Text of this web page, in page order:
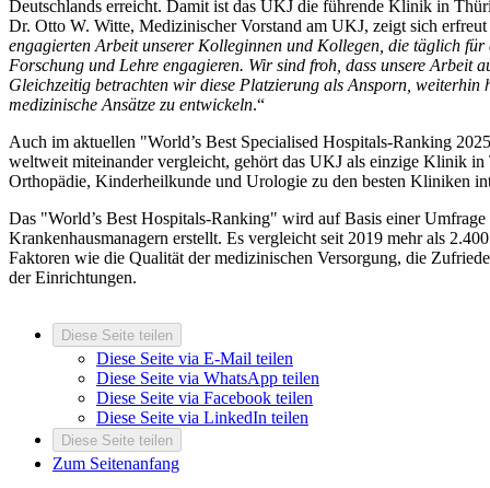
Deutschlands erreicht. Damit ist das UKJ die führende Klinik in
Dr. Otto W. Witte, Medizinischer Vorstand am UKJ, zeigt sich
engagierten Arbeit unserer Kolleginnen und Kollegen, die täglich
Forschung und Lehre engagieren. Wir sind froh, dass unsere Arbeit
Gleichzeitig betrachten wir diese Platzierung als Ansporn, weiterhin
medizinische Ansätze zu entwickeln.“
Auch im aktuellen "World’s Best Specialised Hospitals-Ranking
weltweit miteinander vergleicht, gehört das UKJ als einzige Klinik
Orthopädie, Kinderheilkunde und Urologie zu den besten Kliniken
Das "World’s Best Hospitals-Ranking" wird auf Basis einer
Krankenhausmanagern erstellt. Es vergleicht seit 2019 mehr als
Faktoren wie die Qualität der medizinischen Versorgung, die
der Einrichtungen.
Diese Seite teilen
Diese Seite via E-Mail teilen
Diese Seite via WhatsApp teilen
Diese Seite via Facebook teilen
Diese Seite via LinkedIn teilen
Diese Seite teilen
Zum Seitenanfang